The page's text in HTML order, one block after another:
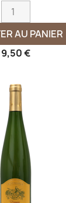
AU PANIER
9,50 €